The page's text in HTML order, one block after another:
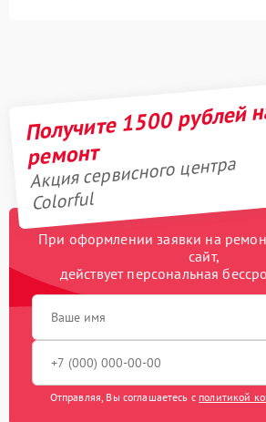
Получите 1500 рублей
ремонт
Акция сервисного центра
Colorful
При оформлении заявки на
сайт,
действует персональная
Отправляя, Вы соглашаетесь с политикой